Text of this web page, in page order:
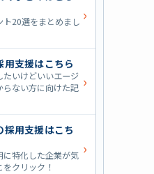
ト20選をまとめまし ›
用支援はこちら
いけどいいエージ
らない方に向けた記 ›
採用支援はこち
に特化した企業が気
クリック！
›